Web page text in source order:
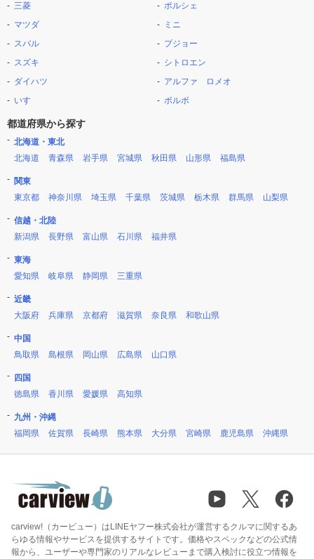
三菱
マツダ
スバル
スズキ
ダイハツ
いすゞ
ポルシェ
ミニ
プジョー
シトロエン
アルファ ロメオ
ボルボ
都道府県から探す
北海道・東北
北海道
青森県 岩手県 宮城県 秋田県 山形県 福島県
関東
東京都
神奈川県 埼玉県 千葉県 茨城県 栃木県 群馬県 山梨県
信越・北陸
新潟県
長野県 富山県 石川県 福井県
東海
愛知県
岐阜県 静岡県 三重県
近畿
大阪府
兵庫県 京都府 滋賀県 奈良県 和歌山県
中国
鳥取県
島根県 岡山県 広島県 山口県
四国
徳島県
香川県 愛媛県 高知県
九州・沖縄
福岡県
佐賀県 長崎県 熊本県 大分県 宮崎県 鹿児島県 沖縄県
carview!（カービュー）はLINEヤフー株式会社が運営するクルマに関するあ
らゆる情報やサービスを提供するサイトです。価格やスペックなどの公式情
報から、ユーザーや専門家のリアルなレビューまで購入検討に役立つ情報を